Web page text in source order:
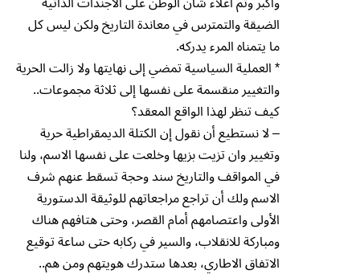
الضيقة والتمترس في معاندة التاريخ ولكن ليس كل
ما يتمناه المرء يدركه.
* العملية السياسية تمضي إلى نهايتها ولا زالت الحرية
والتغيير منقسمة على نفسها إلى ثلاثة مجموعات..
كيف تنظر لهذا الواقع المعقد؟
– لا نستطيع أن نقول إن الكتلة الديمقراطية حرية
وتغيير وان تزيت بزيها وخلعت على نفسها الاسم، ولنا
في المواقف والتاريخ سند وحجة تسقط عنهم شرف
الاسم ولك أن تراجع مراجعاتهم للوثيقة الدستورية
الأولى واعتصامهم أمام القصر، وحتى هتافهم هناك
ومباركة للانقلاب، والسير في ركابه حتى ساعة توقيع
الاتفاق الاطاري، بعدها ستدرك هويتهم ومن هم..